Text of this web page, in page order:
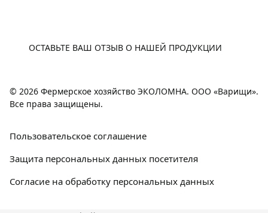
ОСТАВЬТЕ ВАШ ОТЗЫВ О НАШЕЙ ПРОДУКЦИИ
© 2026 Фермерское хозяйство ЭКОЛОМНА. ООО «Варищи».
Все права защищены.
Пользовательское соглашение
Защита персональных данных посетителя
Согласие на обработку персональных данных